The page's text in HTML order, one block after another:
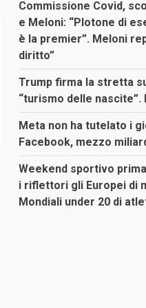
Commissione Covid,
e Meloni: “Plotone di
è la premier”. Meloni
diritto”
Trump firma la stretta
“turismo delle nascite”.
Meta non ha tutelato i
Facebook, mezzo
Weekend sportivo
i riflettori gli Europei di
Mondiali under 20 di